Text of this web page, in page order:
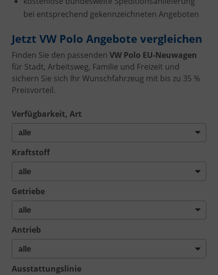
bei entsprechend gekennzeichneten Angeboten
Jetzt VW Polo Angebote vergleichen
Finden Sie den passenden VW Polo EU-Neuwagen
für Stadt, Arbeitsweg, Familie und Freizeit und
sichern Sie sich Ihr Wunschfahrzeug mit bis zu 35 %
Preisvorteil.
Verfügbarkeit, Art
Kraftstoff
Getriebe
Antrieb
Ausstattungslinie